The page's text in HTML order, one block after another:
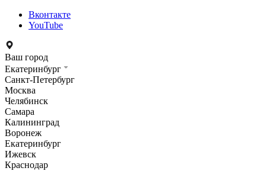
Вконтакте
YouTube
Ваш город
Екатеринбург
Санкт-Петербург
Москва
Челябинск
Самара
Калининград
Воронеж
Екатеринбург
Ижевск
Краснодар